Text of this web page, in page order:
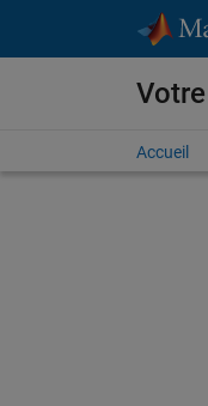
Accueil